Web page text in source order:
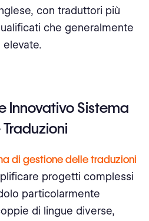
con traduttori più
che generalmente
Innovativo Sistema
di gestione delle traduzioni
progetti complessi
particolarmente
di lingue diverse,